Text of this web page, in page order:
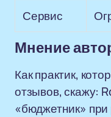
Сервис
Мнение
Как практик,
отзывов, скажу:
«бюджетник»